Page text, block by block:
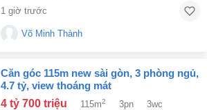
1 giờ trước
Võ Minh Thành
căn góc 115m new sài gòn, 3 phòng ngủ,
4.7 tỷ, view thoáng mát
4 tỷ 700 triệu 115m2 3pn
3wc